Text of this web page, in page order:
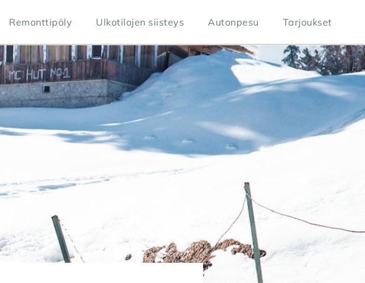
Remonttipöly Ulkotilojen siisteys Autonpesu Tarjoukset